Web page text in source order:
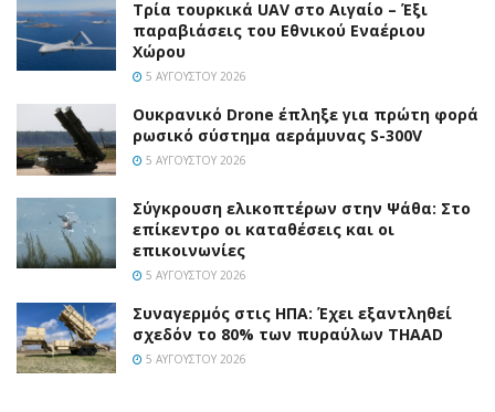
Τρία τουρκικά UAV στο Αιγαίο – Έξι
παραβιάσεις του Εθνικού Εναέριου
Χώρου
5 ΑΥΓΟΎΣΤΟΥ 2026
Ουκρανικό Drone έπληξε για πρώτη φορά
ρωσικό σύστημα αεράμυνας S-300V
5 ΑΥΓΟΎΣΤΟΥ 2026
Σύγκρουση ελικοπτέρων στην Ψάθα: Στο
επίκεντρο οι καταθέσεις και οι
επικοινωνίες
5 ΑΥΓΟΎΣΤΟΥ 2026
Συναγερμός στις ΗΠΑ: Έχει εξαντληθεί
σχεδόν το 80% των πυραύλων THAAD
5 ΑΥΓΟΎΣΤΟΥ 2026